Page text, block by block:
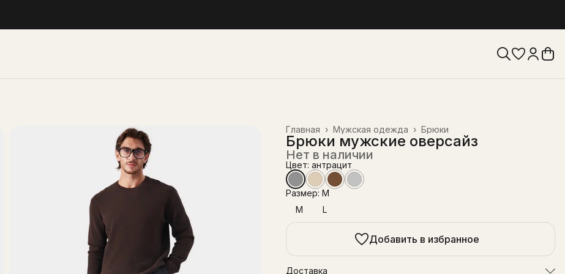
Брюки
Мужская одежда ›
Главная ›
Брюки мужские оверсайз
Нет в наличии
Цвет: антрацит
Размер: M
M
L
Добавить в избранное
Доставка